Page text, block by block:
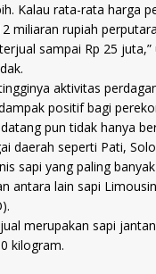
Kalau rata-rata harga
miliaran rupiah
sampai Rp 25
aktivitas
positif bagi
pun tidak hanya
daerah seperti Pati,
sapi yang paling
antara lain sapi
merupakan sapi
kilogram.